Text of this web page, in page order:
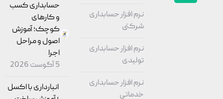
نرم افزار حسابداری
شرکتی
نرم افزار حسابداری
تولیدی
نرم افزار حسابداری
خدماتی
حسابداری کسب
و کارهای
کوچک؛ آموزش
اصول و مراحل
اجرا
5 آگوست 2026
انبارداری با اکسل